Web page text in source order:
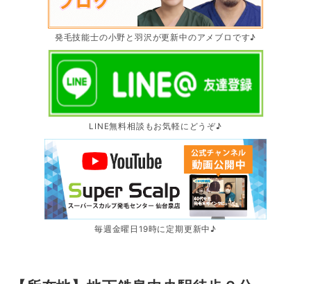
発毛技能士の小野と羽沢が更新中のアメブロです♪
LINE無料相談もお気軽にどうぞ♪
毎週金曜日19時に定期更新中♪